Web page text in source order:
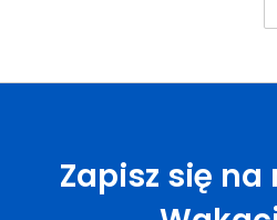
Zapisz się